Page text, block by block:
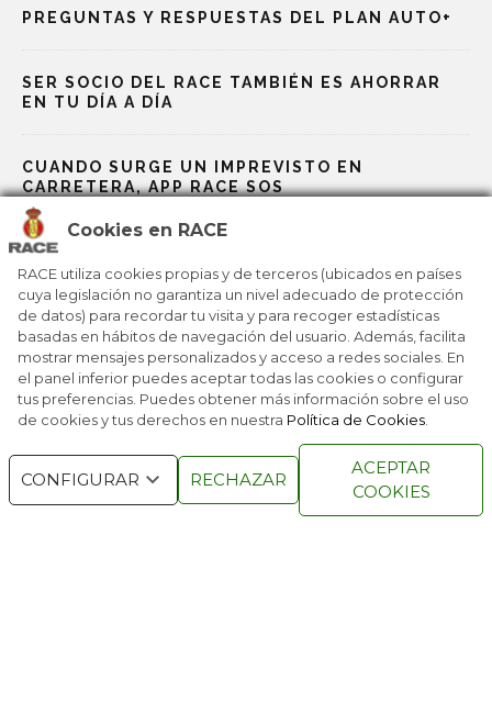
Cookies en RACE
RACE utiliza cookies propias y de terceros (ubicados en países
cuya legislación no garantiza un nivel adecuado de protección
de datos) para recordar tu visita y para recoger estadísticas
basadas en hábitos de navegación del usuario. Además, facilita
mostrar mensajes personalizados y acceso a redes sociales. En
el panel inferior puedes aceptar todas las cookies o configurar
tus preferencias. Puedes obtener más información sobre el uso
de cookies y tus derechos en nuestra Política de Cookies
CONFIGURAR RECHAZAR
ACEPTAR
COOKIES
PREGUNTAS Y RESPUESTAS DEL PLAN AUTO+
SER SOCIO DEL RACE TAMBIÉN ES AHORRAR
EN TU DÍA A DÍA
CUANDO SURGE UN IMPREVISTO EN
CARRETERA, APP RACE SOS
RACE, BP Y GALP TE ABARATAN LOS VIAJES
EL RACE IMPULSA UNA NUEVA FORMA DE
RECUPERAR PUNTOS
TODOS LOS DERECHOS
RESERVADOS